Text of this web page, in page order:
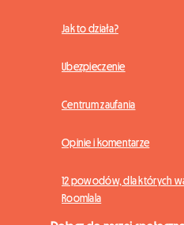
Jak to działa?
Ubezpieczenie
Centrum zaufania
Opinie i komentarze
12 powodów, dla których
Roomlala